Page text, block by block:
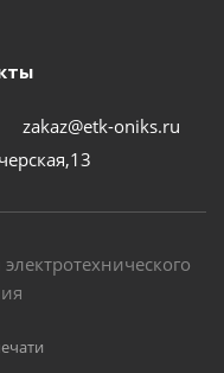
zakaz@etk-oniks.ru